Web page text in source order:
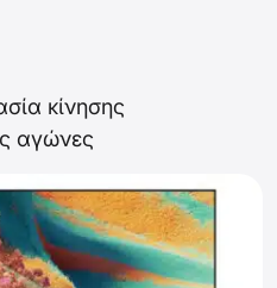
κίνησης
αγώνες